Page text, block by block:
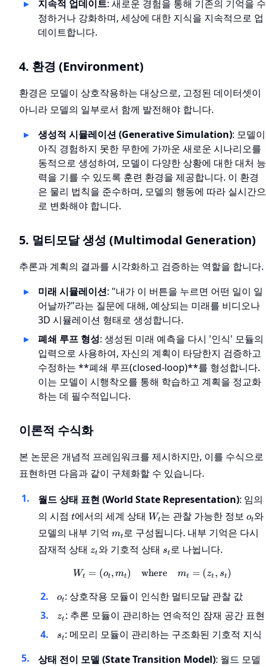
지속적 업데이트: 새로운 경험을 통해 기존의 기억을 수
정하거나 강화하며, 세상에 대한 지식을 지속적으로 업
데이트합니다.
4. 환경 (Environment)
환경은 모델이 상호작용하는 대상으로, 고정된 데이터셋이
아니라 모델의 일부로서 함께 발전해야 합니다.
생성적 시뮬레이션 (Generative Simulation): 모델이
아직 경험하지 못한 무한에 가까운 새로운 시나리오를
동적으로 생성하여, 모델이 다양한 상황에 대한 대처 능
력을 기를 수 있도록 훈련 환경을 제공합니다. 이 환경
은 물리 법칙을 준수하며, 모델의 행동에 따라 실시간으
로 변화해야 합니다.
5. 멀티모달 생성 (Multimodal Generation)
추론과 계획의 결과를 시각화하고 검증하는 역할을 합니다.
미래 시뮬레이션: "내가 이 버튼을 누르면 어떤 일이 일
어날까?"라는 질문에 대해, 예상되는 미래를 비디오나
3D 시뮬레이션 형태로 생성합니다.
폐쇄 루프 형성: 생성된 미래 예측을 다시 '인식' 모듈의
입력으로 사용하여, 자신의 계획이 타당한지 검증하고
수정하는 **폐쇄 루프(closed-loop)**를 형성합니다.
이는 모델이 시행착오를 통해 학습하고 계획을 정교화
하는 데 필수적입니다.
이론적 수식화
본 논문은 개념적 프레임워크를 제시하지만, 이를 수식으로
표현하면 다음과 같이 구체화할 수 있습니다.
월드 상태 표현 (World State Representation): 임의
의 시점 t
t에서의 세계 상태 W_t
Wt는 관찰 가능한 정보o_t
ot와
모델의 내부 기억 m_t
mt로 구성됩니다. 내부 기억은 다시
잠재적 상태 z_t
zt와 기호적 상태 s_t
st 로 나뉩니다.
W_t = (o_t, m_t) \quad
Wt = (ot , mt) where mt = (zt , st )
o_t
ot: 상호작용 모듈이 인식한 멀티모달 관찰 값
z_t
zt : 추론 모듈이 관리하는 연속적인 잠재 공간 표현
s_t
st: 메모리 모듈이 관리하는 구조화된 기호적 지식
상태 전이 모델 (State Transition Model): 월드 모델